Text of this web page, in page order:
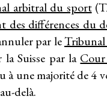
arbitral du sport
des différences du
par leTribunal
la Suisse par la
à une majorité de 4
delà.